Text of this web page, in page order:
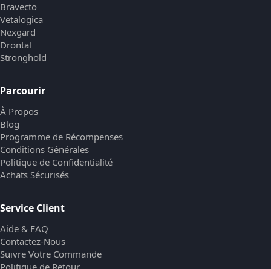
Bravecto
Vetalogica
Nexgard
Drontal
Stronghold
Parcourir
À Propos
Blog
Programme de Récompenses
Conditions Générales
Politique de Confidentialité
Achats Sécurisés
Service Client
Aide & FAQ
Contactez-Nous
Suivre Votre Commande